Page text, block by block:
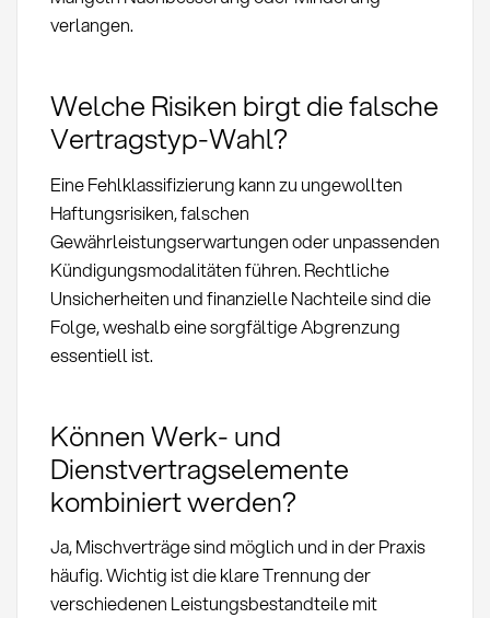
verlangen.
Welche Risiken birgt die falsche
Vertragstyp-Wahl?
Eine Fehlklassifizierung kann zu ungewollten
Haftungsrisiken, falschen
Gewährleistungserwartungen oder unpassenden
Kündigungsmodalitäten führen. Rechtliche
Unsicherheiten und finanzielle Nachteile sind die
Folge, weshalb eine sorgfältige Abgrenzung
essentiell ist.
Können Werk- und
Dienstvertragselemente
kombiniert werden?
Ja, Mischverträge sind möglich und in der Praxis
häufig. Wichtig ist die klare Trennung der
verschiedenen Leistungsbestandteile mit